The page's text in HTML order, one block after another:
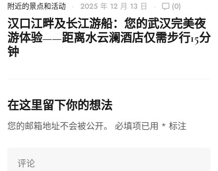
附近的景点和活动 2025 年 12 月 13 日 (0)
汉口江畔及长江游船：您的武汉完美夜
游体验——距离水云澜酒店仅需步行15分
钟
在这里留下你的想法
您的邮箱地址不会被公开。 必填项已用 * 标注